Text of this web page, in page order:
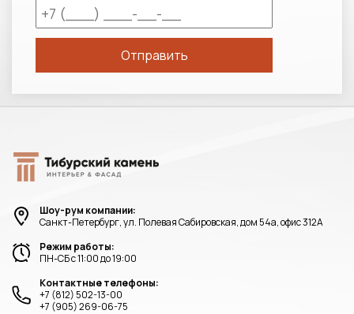
Шоу-рум компании:
Санкт-Петербург, ул. Полевая Сабировская, дом 54а, офис 312А
Режим работы:
ПН-СБ с 11:00 до 19:00
Контактные телефоны:
+7 (812) 502-13-00
+7 (905) 269-06-75